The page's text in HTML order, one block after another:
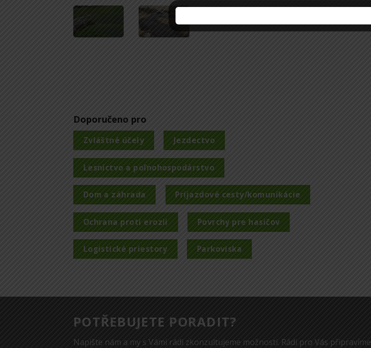
Doporučeno pro
Zvláštné účely Jezdectvo
Lesníctvo a poľnohospodárstvo
Dom a záhrada Príjazdové cesty/komunikácie
Ochrana proti erozii Povrchy pre hasičov
Logistické priestory Parkoviska
POTŘEBUJETE PORADIT?
Napište nám a my s Vámi rádi zkonzultujeme možnosti. Rádi pro Vás připravíme
pošlemezľavu 10%.
Budete medzi prvými, ktorí sa dozvedia o
nových akciách a produktoch ECORASTER.